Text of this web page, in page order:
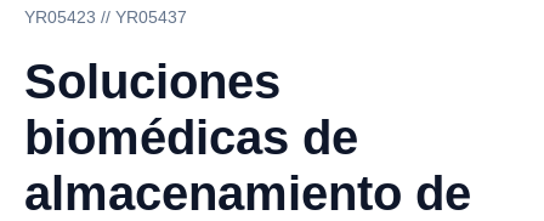
YR05423 // YR05437
Soluciones
biomédicas de
almacenamiento de